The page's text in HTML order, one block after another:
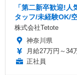
「第二新卒歓迎!
タッフ/未経験OK/
株式会社Tetote
神奈川県
月給27万円～34
正社員